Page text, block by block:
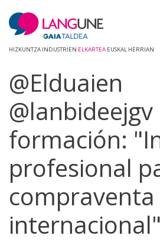
HIZKUNTZA INDUSTRIEN ELKARTEA EUSKAL HERRIAN
@Elduaien
formación:
profesional
compraventa
internacional"